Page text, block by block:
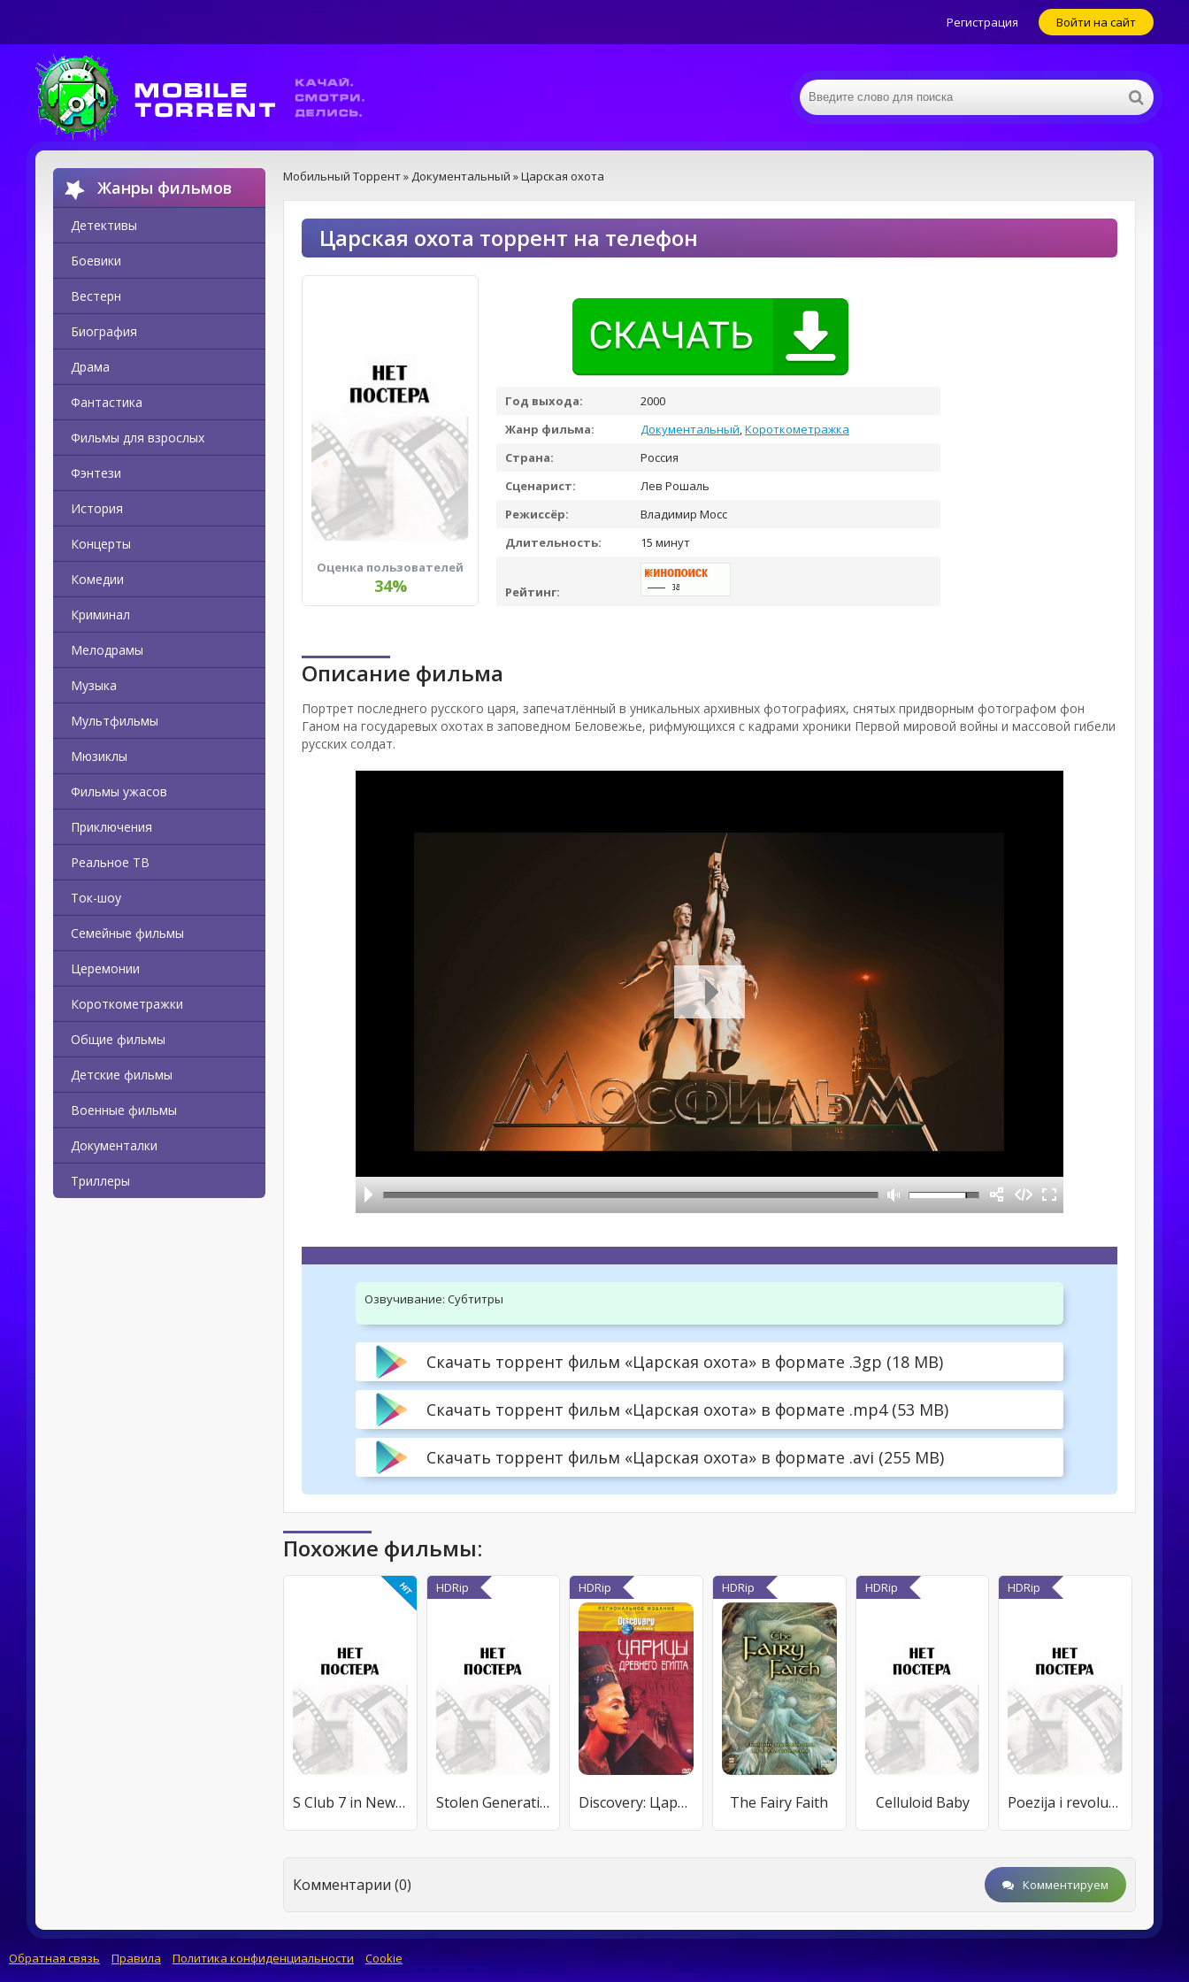
Регистрация Войти на сайт
Жанры фильмов
Детективы
Боевики
Вестерн
Биография
Драма
Фантастика
Фильмы для взрослых
Фэнтези
История
Концерты
Комедии
Криминал
Мелодрамы
Музыка
Мультфильмы
Мюзиклы
Фильмы ужасов
Приключения
Реальное ТВ
Ток-шоу
Семейные фильмы
Церемонии
Короткометражки
Общие фильмы
Детские фильмы
Военные фильмы
Документалки
Триллеры
Мобильный Торрент» Документальный » Царская охота
Царская охота торрент на телефон
Оценка пользователей
34%
Год выхода:
2000
Жанр фильма:
Документальный,Короткометражка
Страна:
Россия
Сценарист:
Лев Рошаль
Режиссёр:
Владимир Мосс
Длительность:
15 минут
Рейтинг:
Описание фильма
Портрет последнего русского царя, запечатлённый в уникальных архивных фотографиях, снятых придворным фотографом фон
Ганом на государевых охотах в заповедном Беловежье, рифмующихся с кадрами хроники Первой мировой войны и массовой гибели
русских солдат.
Озвучивание: Субтитры
Скачать торрент фильм «Царская охота» в формате .3gp (18 MB)
Скачать торрент фильм «Царская охота» в формате .mp4 (53 MB)
Скачать торрент фильм «Царская охота» в формате .avi (255 MB)
Похожие фильмы:
S Club 7 in New Zealand
HDRip
Stolen Generations
HDRip
Discovery: Царицы Древнего Египта
HDRip
The Fairy Faith
HDRip
Celluloid Baby
HDRip
Poezija i revolucija - studentski strajk 1971
Комментарии (0) Комментируем
Обратная связь Правила Политика конфиденциальности Cookie